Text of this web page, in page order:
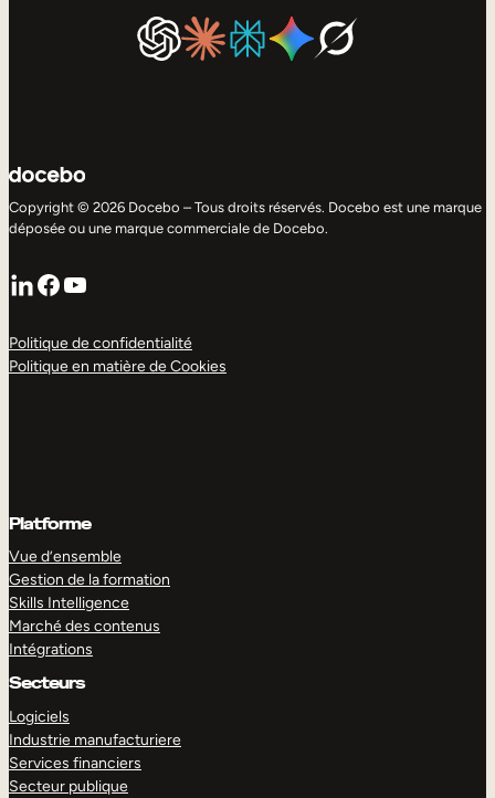
Copyright © 2026 Docebo – Tous droits réservés. Docebo est une marque
déposée ou une marque commerciale de Docebo.
LinkedIn
Facebook
YouTube
Politique de confidentialité
Politique en matière de Cookies
Platforme
Vue d’ensemble
Gestion de la formation
Skills Intelligence
Marché des contenus
Intégrations
Secteurs
Logiciels
Industrie manufacturiere
Services financiers
Secteur publique